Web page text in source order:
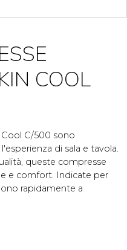
COOL
C/500 sono
di sala e tavola.
queste compresse
e comfort. Indicate per
rapidamente a